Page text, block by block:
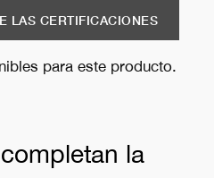
LAS CERTIFICACIONES
para este producto.
la